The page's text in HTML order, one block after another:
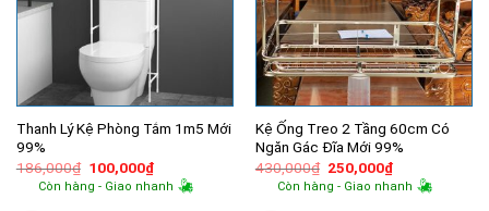
Thanh Lý Kệ Phòng Tắm 1m5 Mới
99%
186,000₫ Giá
gốc
là:
100,000₫Giá
hiện
tại
Còn hàng - Giao nhanh
Kệ Ống Treo 2 Tầng 60cm Có
Ngăn Gác Đĩa Mới 99%
430,000₫ Giá
gốc
là:
250,000₫Giá
hiện
tại
Còn hàng - Giao nhanh